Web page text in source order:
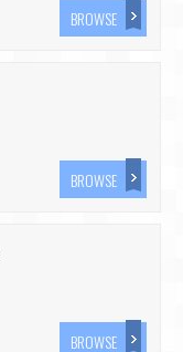
BROWSE
BROWSE
BROWSE